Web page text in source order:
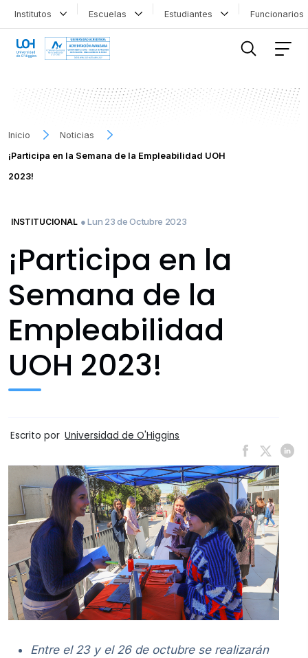
Institutos Escuelas Estudiantes
Inicio
Noticias
¡Participa en la Semana de la Empleabilidad UOH
2023!
INSTITUCIONAL ● Lun 23 de Octubre 2023
¡Participa en la
Semana de la
Empleabilidad
UOH 2023!
Escrito por Universidad de O'Higgins
Entre el 23 y el 26 de octubre se realizarán